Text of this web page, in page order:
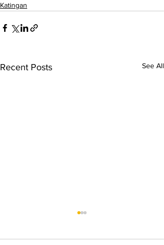
Katingan
Recent Posts See All